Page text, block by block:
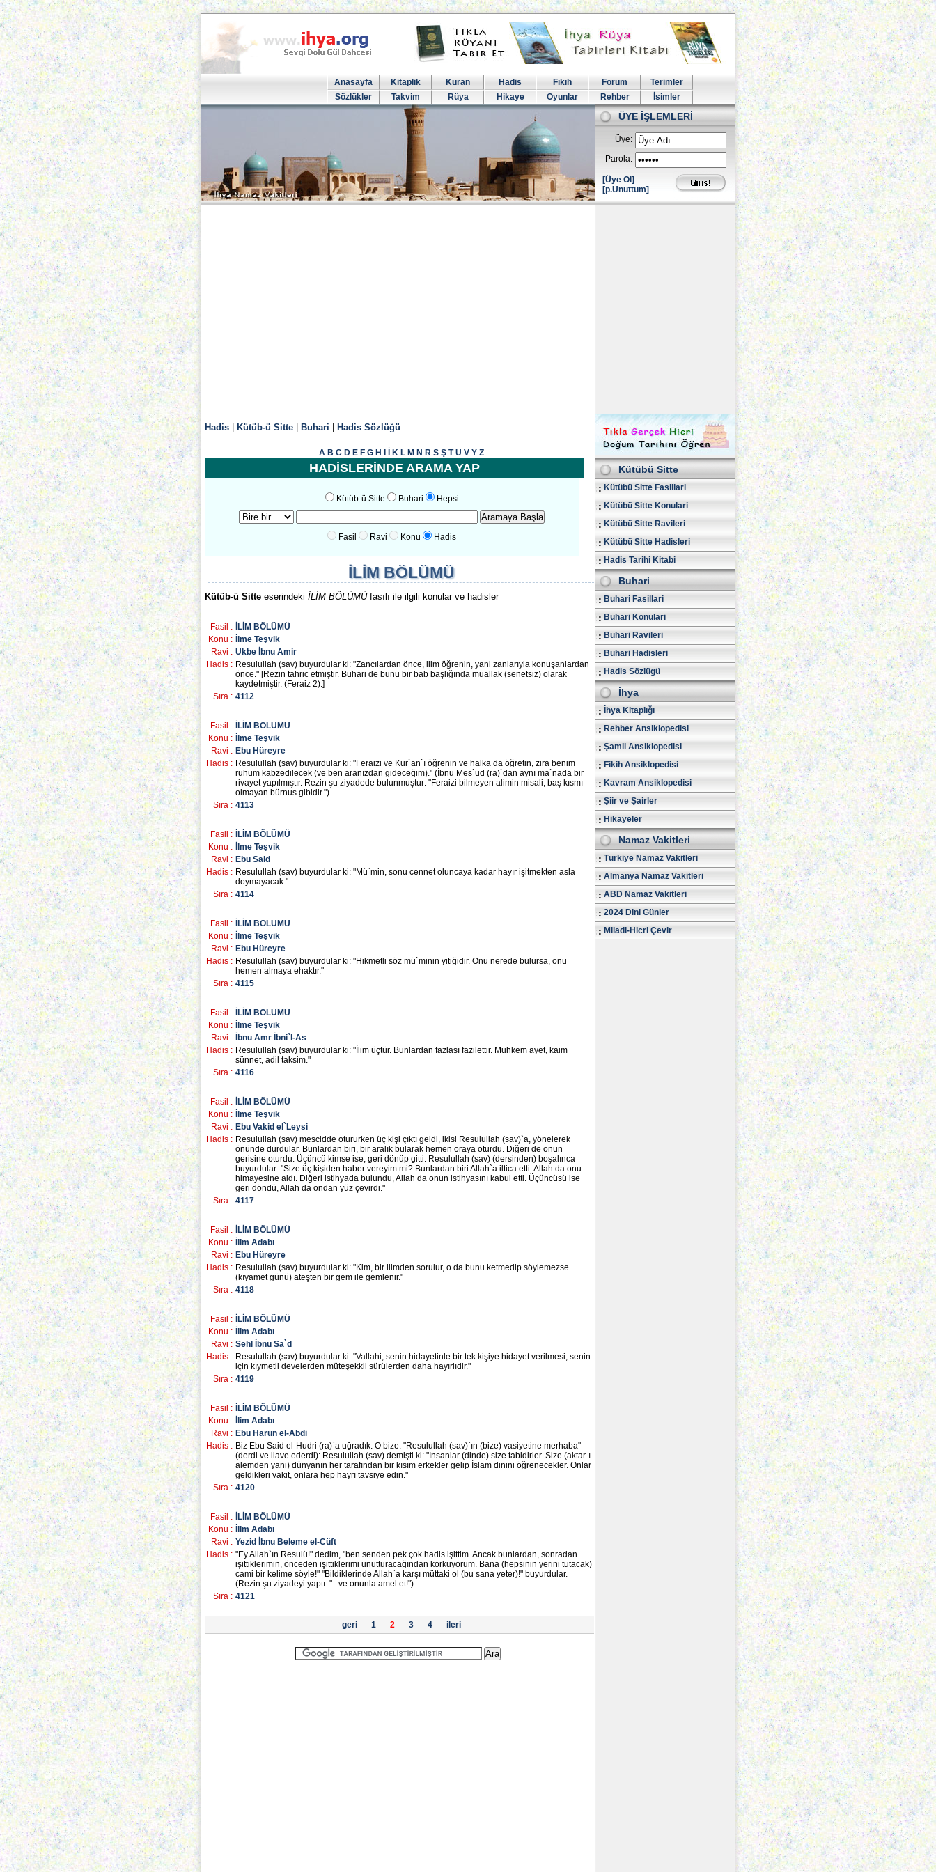
Anasayfa Kitaplik Kuran Hadis Fıkıh Forum
Terimler
Sözlükler
Takvim Rüya Hikaye Oyunlar Rehber İsimler
ÜYE İŞLEMLERİ
Üye:
Parola:
[Üye Ol]
[p.Unuttum]
Hadis Kütüb-ü Sitte Buhari Hadis Sözlüğü
A B C D E F G H K L M N R S Ş T U V Y Z
HADİSLERİNDE ARAMA YAP
Kütüb-ü Sitte Buhari Hepsi
Fasil Ravi Konu Hadis
İLİM BÖLÜMÜ
Kütüb-ü Sitte eserindeki İLİM BÖLÜMÜfasılı ile ilgili konular ve hadisler
Fasil :
İLİM BÖLÜMÜ
Konu :
İlme Teşvik
Ravi : Ukbe İbnu Amir
Hadis : Resulullah (sav) buyurdular ki: "Zancılardan önce, ilim öğrenin, yani zanlarıyla konuşanlardan
önce." [Rezin tahric etmiştir. Buhari de bunu bir bab başlığında muallak (senetsiz) olarak
kaydetmiştir. (Feraiz 2).]
Sıra : 4112
Fasil :
İLİM BÖLÜMÜ
Konu :
İlme Teşvik
Ravi : Ebu Hüreyre
Hadis : Resulullah (sav) buyurdular ki: "Feraizi ve Kur`an`ı öğrenin ve halka da öğretin, zira benim
ruhum kabzedilecek (ve ben aranızdan gideceğim)." (İbnu Mes`ud (ra)`dan aynı ma`nada bir
rivayet yapılmıştır. Rezin şu ziyadede bulunmuştur: "Feraizi bilmeyen alimin misali, baş kısmı
olmayan bürnus gibidir.")
Sıra : 4113
Fasil :
İLİM BÖLÜMÜ
Konu :
İlme Teşvik
Ravi : Ebu Said
Hadis : Resulullah (sav) buyurdular ki: "Mü`min, sonu cennet oluncaya kadar hayır işitmekten asla
doymayacak."
Sıra : 4114
Fasil :
İLİM BÖLÜMÜ
Konu :
İlme Teşvik
Ravi : Ebu Hüreyre
Hadis : Resulullah (sav) buyurdular ki: "Hikmetli söz mü`minin yitiğidir. Onu nerede bulursa, onu
hemen almaya ehaktır."
Sıra : 4115
Fasil :
İLİM BÖLÜMÜ
Konu :
İlme Teşvik
Ravi :
İbnu Amr İbni`l-As
Hadis : Resulullah (sav) buyurdular ki: "İlim üçtür. Bunlardan fazlası fazilettir. Muhkem ayet, kaim
sünnet, adil taksim."
Sıra : 4116
Fasil :
İLİM BÖLÜMÜ
Konu :
İlme Teşvik
Ravi : Ebu Vakid el`Leysi
Hadis : Resulullah (sav) mescidde otururken üç kişi çıktı geldi, ikisi Resulullah (sav)`a, yönelerek
önünde durdular. Bunlardan biri, bir aralık bularak hemen oraya oturdu. Diğeri de onun
gerisine oturdu. Üçüncü kimse ise, geri dönüp gitti. Resulullah (sav) (dersinden) boşalınca
buyurdular: "Size üç kişiden haber vereyim mi? Bunlardan biri Allah`a iltica etti. Allah da onu
himayesine aldı. Diğeri istihyada bulundu, Allah da onun istihyasını kabul etti. Üçüncüsü ise
geri döndü, Allah da ondan yüz çevirdi."
Sıra : 4117
Fasil :
İLİM BÖLÜMÜ
Konu :
İlim Adabı
Ravi : Ebu Hüreyre
Hadis : Resulullah (sav) buyurdular ki: "Kim, bir ilimden sorulur, o da bunu ketmedip söylemezse
(kıyamet günü) ateşten bir gem ile gemlenir."
Sıra : 4118
Fasil :
İLİM BÖLÜMÜ
Konu :
İlim Adabı
Ravi : Sehl İbnu Sa`d
Hadis : Resulullah (sav) buyurdular ki: "Vallahi, senin hidayetinle bir tek kişiye hidayet verilmesi, senin
için kıymetli develerden müteşekkil sürülerden daha hayırlıdir."
Sıra : 4119
Fasil :
İLİM BÖLÜMÜ
Konu :
İlim Adabı
Ravi : Ebu Harun el-Abdi
Hadis : Biz Ebu Said el-Hudri (ra)`a uğradık. O bize: "Resulullah (sav)`ın (bize) vasiyetine merhaba"
(derdi ve ilave ederdi): Resulullah (sav) demişti ki: "İnsanlar (dinde) size tabidirler. Size (aktar-ı
alemden yani) dünyanın her tarafından bir kısım erkekler gelip İslam dinini öğrenecekler. Onlar
geldikleri vakit, onlara hep hayrı tavsiye edin."
Sıra : 4120
Fasil :
İLİM BÖLÜMÜ
Konu :
İlim Adabı
Ravi : Yezid İbnu Beleme el-Cüft
Hadis : "Ey Allah`ın Resulü!" dedim, "ben senden pek çok hadis işittim. Ancak bunlardan, sonradan
işittiklerimin, önceden işittiklerimi unutturacağından korkuyorum. Bana (hepsinin yerini tutacak)
cami bir kelime söyle!" "Bildiklerinde Allah`a karşı müttaki ol (bu sana yeter)!" buyurdular.
(Rezin şu ziyadeyi yaptı: "...ve onunla amel et!")
Sıra : 4121
geri 1 2 3 4 ileri
Kütübü Sitte
Kütübü Sitte Fasillari
Kütübü Sitte Konulari
Kütübü Sitte Ravileri
Kütübü Sitte Hadisleri
Hadis Tarihi Kitabi
Buhari
Buhari Fasillari
Buhari Konulari
Buhari Ravileri
Buhari Hadisleri
Hadis Sözlügü
İhya
İhya Kitaplığı
Rehber Ansiklopedisi
Şamil Ansiklopedisi
Fikih Ansiklopedisi
Kavram Ansiklopedisi
Şiir ve Şairler
Hikayeler
Namaz Vakitleri
Türkiye Namaz Vakitleri
Almanya Namaz Vakitleri
ABD Namaz Vakitleri
2024 Dini Günler
Miladi-Hicri Çevir